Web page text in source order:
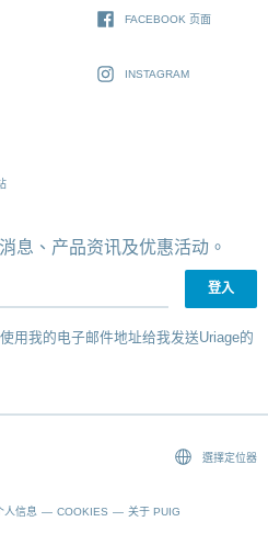
FACEBOOK 页面
INSTAGRAM
息、产品资讯及优惠活动。
用我的电子邮件地址给我发送Uriage的
人信息 COOKIES 关于 PUIG
選擇定位器